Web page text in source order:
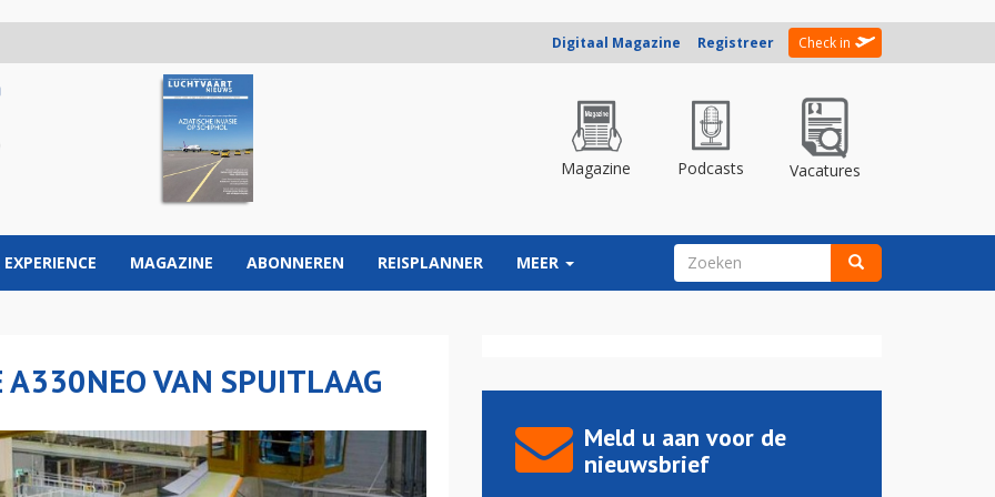
Digitaal Magazine Registreer Check in
Magazine Podcasts Vacatures
EXPERIENCE MAGAZINE ABONNEREN REISPLANNER MEER ZOEKVELD
A330NEO VAN SPUITLAAG
Meld u aan voor de
nieuwsbrief